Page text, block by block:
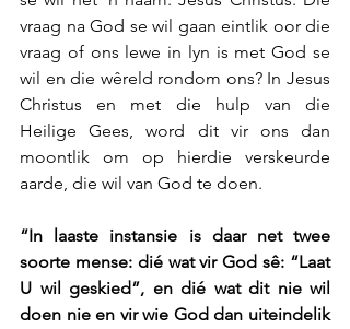
vraag na God se wil gaan eintlik oor die
vraag of ons lewe in lyn is met God se
wil en die wêreld rondom ons? In Jesus
Christus en met die hulp van die
Heilige Gees, word dit vir ons dan
moontlik om op hierdie verskeurde
aarde, die wil van God te doen.
“In laaste instansie is daar net twee
soorte mense: dié wat vir God sê: “Laat
U wil geskied”, en dié wat dit nie wil
doen nie en vir wie God dan uiteindelik